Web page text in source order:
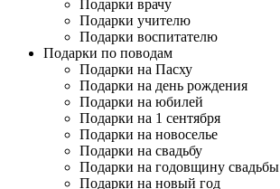
Подарки врачу
Подарки учителю
Подарки воспитателю
Подарки по поводам
Подарки на Пасху
Подарки на день рождения
Подарки на юбилей
Подарки на 1 сентября
Подарки на новоселье
Подарки на свадьбу
Подарки на годовщину свадьбы
Подарки на новый год